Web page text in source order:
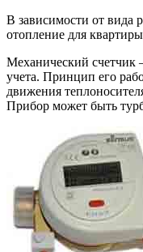
В зависимости от вида
отопление для
Механический счетчик
учета. Принцип его
движения
Прибор может быть